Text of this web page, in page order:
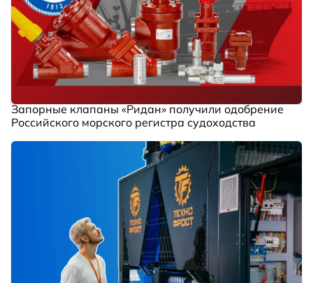
Запорные клапаны «Ридан» получили одобрение
Российского морского регистра судоходства